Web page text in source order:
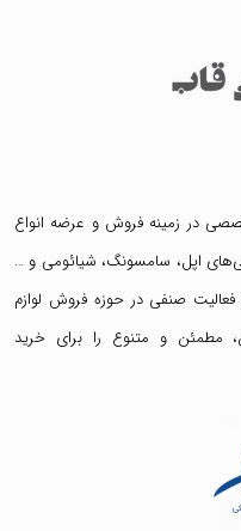
در زمینه فروش و عرضه انواع
اپل، سامسونگ، شیائومی و …
فعالیت صنفی در حوزه فروش لوازم
مطمئن و متنوع را برای خرید